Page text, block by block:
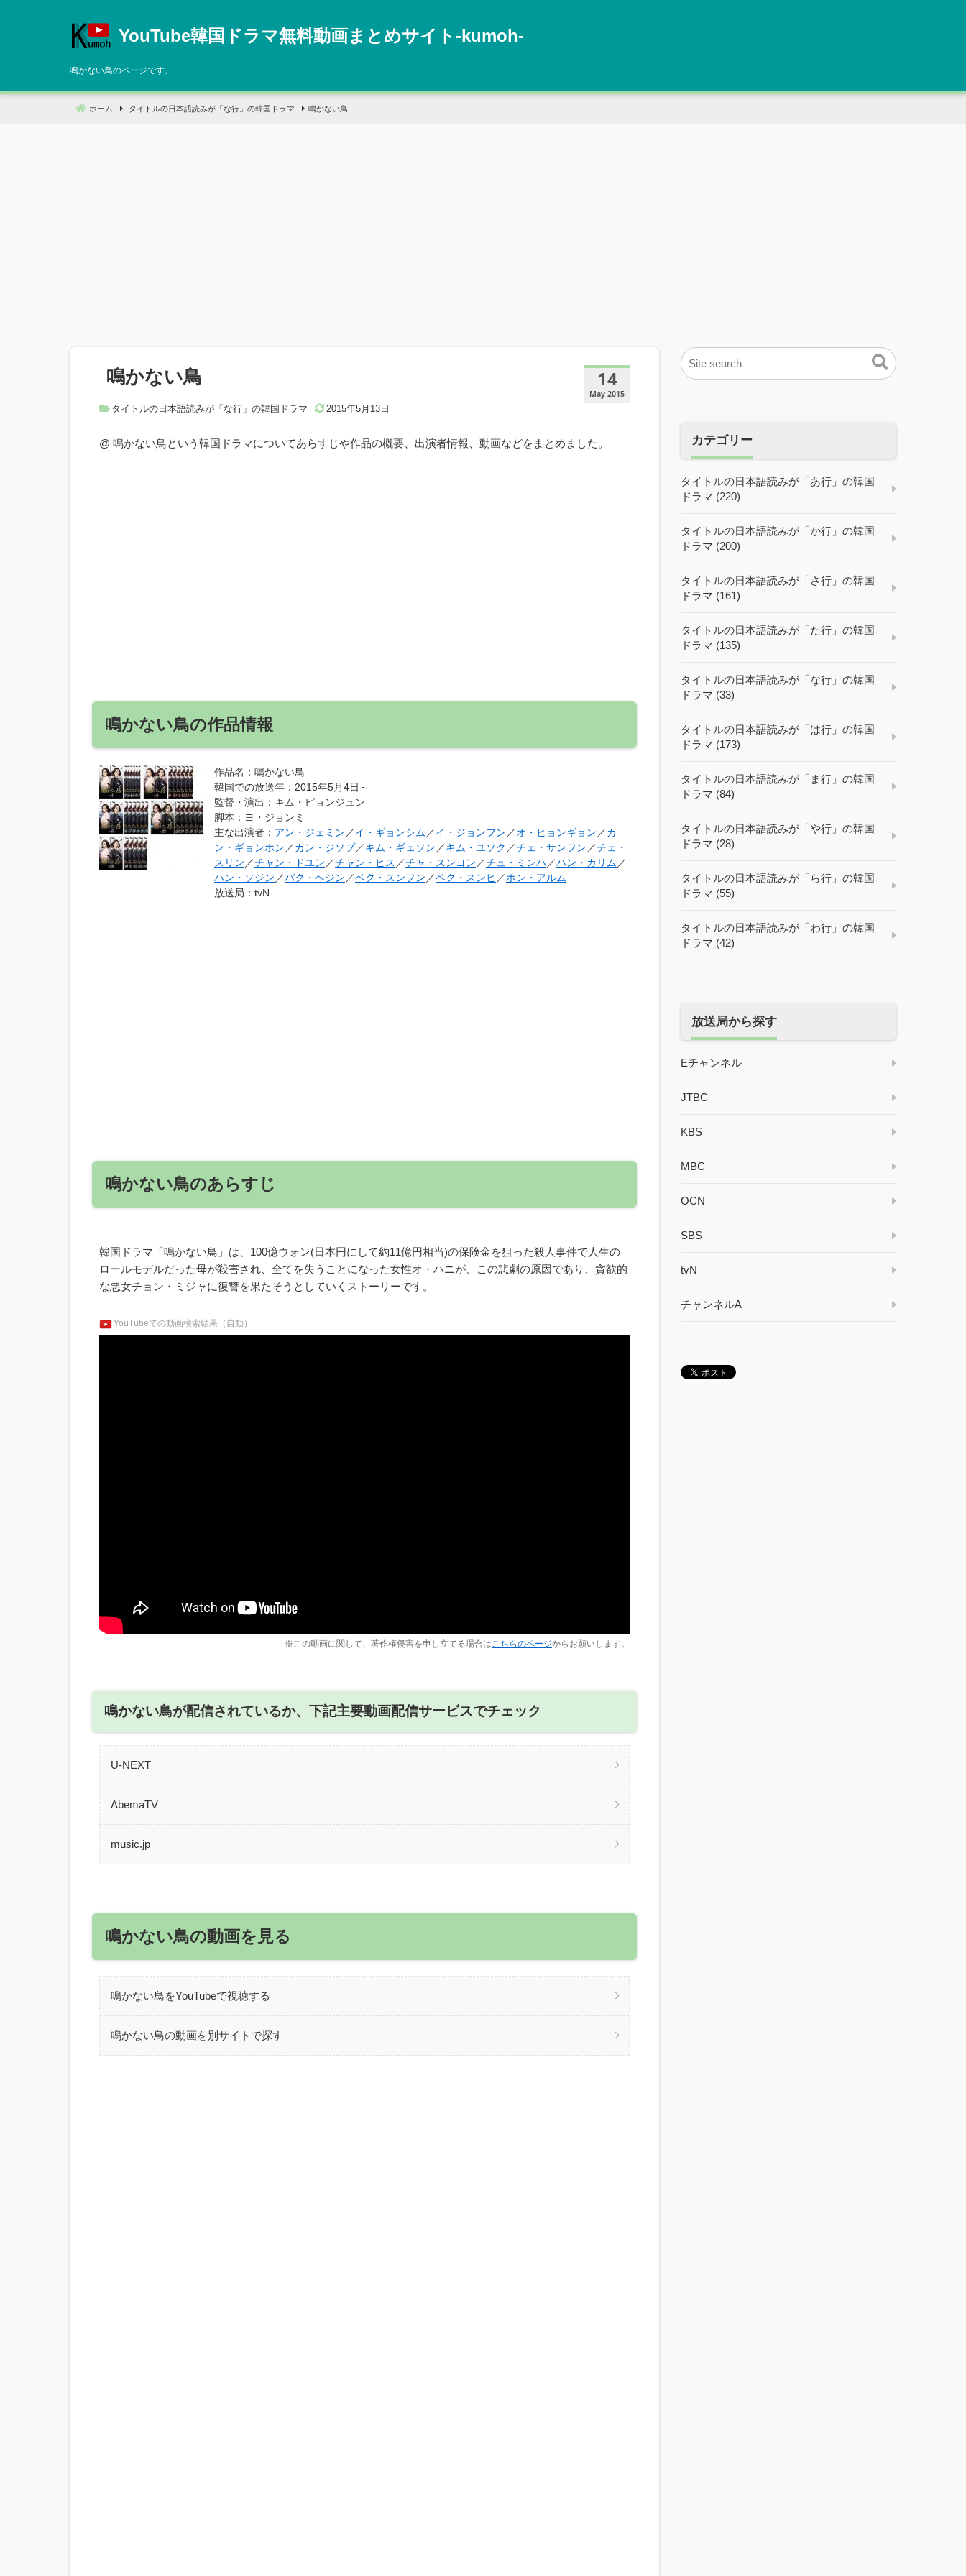
へ
動
YouTube韓国ドラマ無料動画まとめサイト‐kumoh‐
鳴かない鳥のページです。
ホーム タイトルの日本語読みが「な行」の韓国ドラマ 鳴かない鳥
14
May 2015
鳴かない鳥
タイトルの日本語読みが「な行」の韓国ドラマ 2015年5月13日
@ 鳴かない鳥という韓国ドラマについてあらすじや作品の概要、出演者情報、動画などをまとめました。
鳴かない鳥の作品情報
作品名 ：鳴かない鳥
韓国での放送年 ：2015年5月4日～
監督・演出 ：キム・ピョンジュン
脚本 ：ヨ・ジョンミ
主な出演者 ： アン・ジェミン ／イ・ギョンシム ／イ・ジョンフン ／オ・ヒョンギョン ／カ
ン・ギョンホン ／カン・ジソプ／キム・ギェソン ／キム・ユソク ／チェ・サンフン ／チェ・
スリン ／チャン・ドユン ／チャン・ヒス ／チャ・スンヨン ／チュ・ミンハ ／ハン・カリム ／
ハン・ソジン ／パク・ヘジン ／ベク・スンフン ／ペク・スンヒ ／ホン・アルム
放送局 ：tvN
鳴かない鳥のあらすじ
韓国ドラマ「鳴かない鳥」は、100億ウォン(日本円にして約11億円相当)の保険金を狙った殺人事件で人生の
ロールモデルだった母が殺害され、全てを失うことになった女性オ・ハニが、この悲劇の原因であり、貪欲的
な悪女チョン・ミジャに復讐を果たそうとしていくストーリーです。
YouTubeでの動画検索結果（自動）
※この動画に関して、著作権侵害を申し立てる場合は こちらのページからお願いします。
鳴かない鳥が配信されているか、下記主要動画配信サービスでチェック
U-NEXT
AbemaTV
music.jp
鳴かない鳥の動画を見る
鳴かない鳥をYouTubeで視聴する
鳴かない鳥の動画を別サイトで探す
カテゴリー
タイトルの日本語読みが「あ行」の韓国
ドラマ (220)
タイトルの日本語読みが「か行」の韓国
ドラマ (200)
タイトルの日本語読みが「さ行」の韓国
ドラマ (161)
タイトルの日本語読みが「た行」の韓国
ドラマ (135)
タイトルの日本語読みが「な行」の韓国
ドラマ (33)
タイトルの日本語読みが「は行」の韓国
ドラマ (173)
タイトルの日本語読みが「ま行」の韓国
ドラマ (84)
タイトルの日本語読みが「や行」の韓国
ドラマ (28)
タイトルの日本語読みが「ら行」の韓国
ドラマ (55)
タイトルの日本語読みが「わ行」の韓国
ドラマ (42)
放送局から探す
Eチャンネル
JTBC
KBS
MBC
OCN
SBS
tvN
チャンネルA